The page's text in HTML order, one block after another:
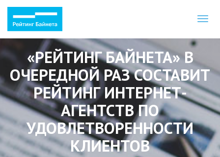
«РЕЙТИНГ БАЙНЕТА» В
ОЧЕРЕДНОЙ РАЗ СОСТАВИТ
РЕЙТИНГ ИНТЕРНЕТ-
АГЕНТСТВ ПО
УДОВЛЕТВОРЕННОСТИ
КЛИЕНТОВ